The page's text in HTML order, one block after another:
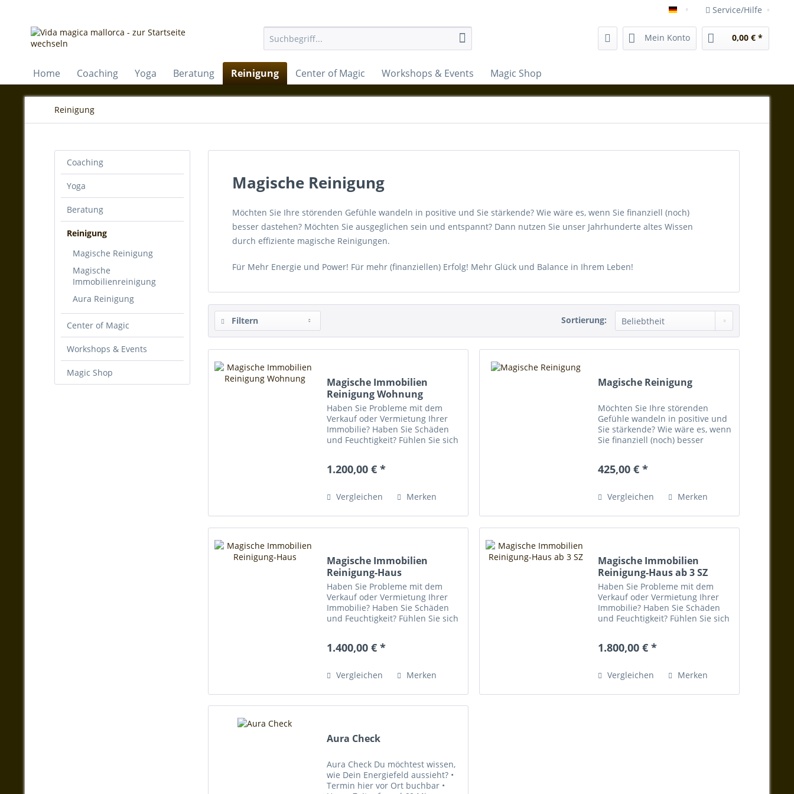
shop.vida-magica-
Service/Hilfe
Mein Konto 0,00 € *
Home Coaching Yoga Beratung Reinigung Center of Magic Workshops & Events Magic Shop
Reinigung
Coaching
Yoga
Beratung
Reinigung
Magische Reinigung
Magische
Immobilienreinigung
Aura Reinigung
Center of Magic
Workshops & Events
Magic Shop
Magische Reinigung
Möchten Sie Ihre störenden Gefühle wandeln in positive und Sie stärkende? Wie wäre es, wenn Sie finanziell (noch)
besser dastehen? Möchten Sie ausgeglichen sein und entspannt? Dann nutzen Sie unser Jahrhunderte altes Wissen
durch effiziente magische Reinigungen.
Für Mehr Energie und Power! Für mehr (finanziellen) Erfolg! Mehr Glück und Balance in Ihrem Leben!
Filtern Sortierung:
Magische Immobilien
Reinigung Wohnung
Haben Sie Probleme mit dem
Verkauf oder Vermietung Ihrer
Immobilie? Haben Sie Schäden
und Feuchtigkeit? Fühlen Sie sich
Jahrhunderte altes Wissen durch
1.200,00 € *
Vergleichen Merken
Magische Reinigung
Möchten Sie Ihre störenden
Gefühle wandeln in positive und
Sie stärkende? Wie wäre es, wenn
Sie finanziell (noch) besser
entspannt? Dann nutzen Sie
durch...
425,00 € *
Vergleichen Merken
Magische Immobilien
Reinigung-Haus
Haben Sie Probleme mit dem
Verkauf oder Vermietung Ihrer
Immobilie? Haben Sie Schäden
und Feuchtigkeit? Fühlen Sie sich
Jahrhunderte altes Wissen durch
1.400,00 € *
Vergleichen Merken
Magische Immobilien
Reinigung-Haus ab 3 SZ
Haben Sie Probleme mit dem
Verkauf oder Vermietung Ihrer
Immobilie? Haben Sie Schäden
und Feuchtigkeit? Fühlen Sie sich
Jahrhunderte altes Wissen durch
1.800,00 € *
Vergleichen Merken
Aura Check
Aura Check Du möchtest wissen,
wie Dein Energiefeld aussieht? •
Termin hier vor Ort buchbar •